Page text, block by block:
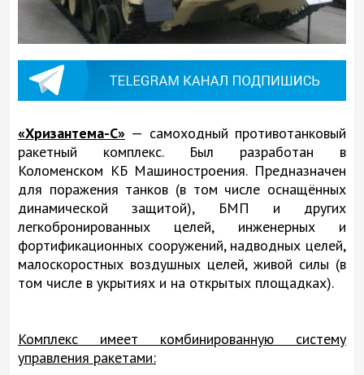
«Хризантема-С» — самоходный противотанковый
ракетный комплекс. Был разработан в
Коломенском КБ Машиностроения. Предназначен
для поражения танков (в том числе оснащённых
динамической защитой), БМП и других
легкобронированных целей, инженерных и
фортификационных сооружений, надводных целей,
малоскоростных воздушных целей, живой силы (в
том числе в укрытиях и на открытых площадках).
Комплекс имеет комбинированную систему
управления ракетами: